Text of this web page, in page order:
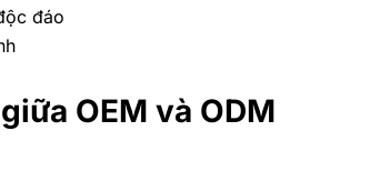
đáo
OEM và ODM